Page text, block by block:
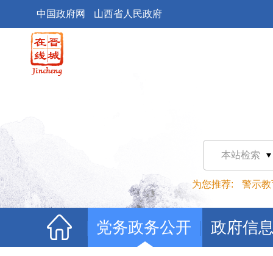
中国政府网 山西省人民政府
本站检索
为您推荐: 警示教
党务政务公开 政府信